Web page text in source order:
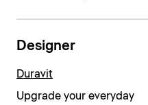
Designer
Duravit
Upgrade your everyday